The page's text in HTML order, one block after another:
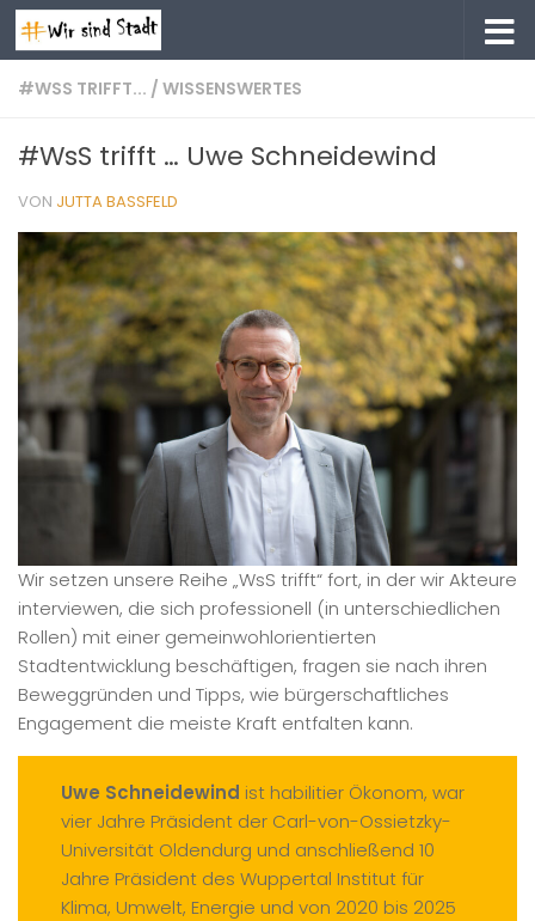
Zum Inhalt springen
#WSS TRIFFT... / WISSENSWERTES
#WsS trifft … Uwe Schneidewind
VON JUTTA BASSFELD
Wir setzen unsere Reihe „WsS trifft“ fort, in der wir Akteure
interviewen, die sich professionell (in unterschiedlichen
Rollen) mit einer gemeinwohlorientierten
Stadtentwicklung beschäftigen, fragen sie nach ihren
Beweggründen und Tipps, wie bürgerschaftliches
Engagement die meiste Kraft entfalten kann.
Uwe Schneidewind ist habilitier Ökonom, war
vier Jahre Präsident der Carl-von-Ossietzky-
Universität Oldendurg und anschließend 10
Jahre Präsident des Wuppertal Institut für
Klima, Umwelt, Energie und von 2020 bis 2025